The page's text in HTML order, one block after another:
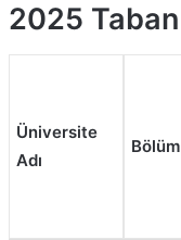
2025 Taban
Üniversite
Adı
Bölüm